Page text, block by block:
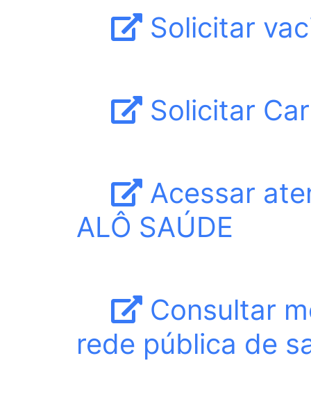
Solicitar
Solicitar
Acessar
ALÔ SAÚDE
Consultar
rede pública de